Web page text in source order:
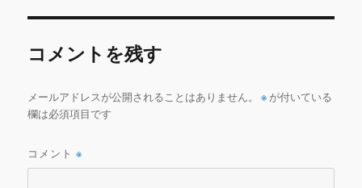
b
o
o
k
r
r
コメントを残す
メールアドレスが公開されることはありません。 ※ が付いている
欄は必須項目です
コメント※